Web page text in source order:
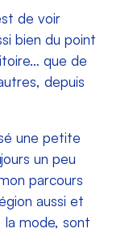
de voir
bien du point
que de
depuis
une petite
un peu
parcours
aussi et
la mode, sont